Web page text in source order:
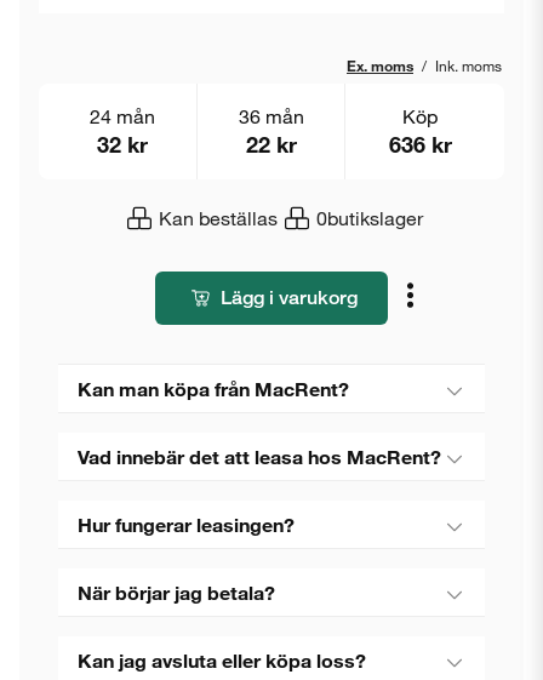
Ex. moms / Ink. moms
Kan beställas 0butikslager
24 mån
32 kr
36 mån
22 kr
Köp
636 kr
Lägg i varukorg
Kan man köpa från MacRent?
Vad innebär det att leasa hos MacRent?
Hur fungerar leasingen?
När börjar jag betala?
Kan jag avsluta eller köpa loss?